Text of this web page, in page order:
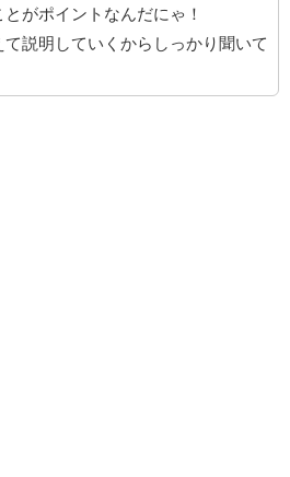
とがポイントなんだにゃ！
説明していくからしっかり聞いて